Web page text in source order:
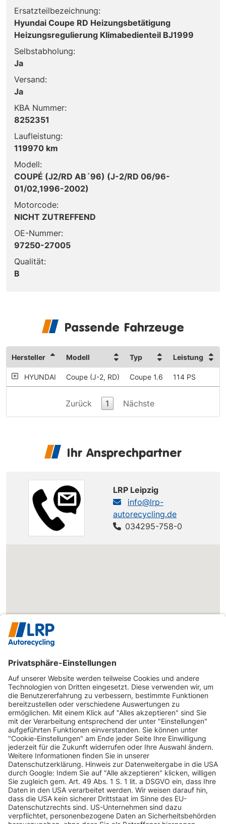
Ersatzteilbezeichnung:
Hyundai Coupe RD Heizungsbetätigung
Heizungsregulierung Klimabedienteil BJ1999
Selbstabholung:
Ja
Versand:
Ja
KBA Nummer:
8252351
Laufleistung:
119970 km
Modell:
COUPÉ (J2/RD AB´96) (J-2/RD 06/96-
01/02,1996-2002)
Motorcode:
NICHT ZUTREFFEND
OE-Nummer:
97250-27005
Qualität:
B
Passende Fahrzeuge
Hersteller Modell Typ Leistung
HYUNDAI Coupe (J-2, RD) Coupe 1.6 114 PS
Zurück 1 Nächste
Ihr Ansprechpartner
LRP Leipzig
info@lrp-
autorecycling.de
034295-758-0
INFORMATIONEN
KUNDENSERVICE
INFORMATIONEN